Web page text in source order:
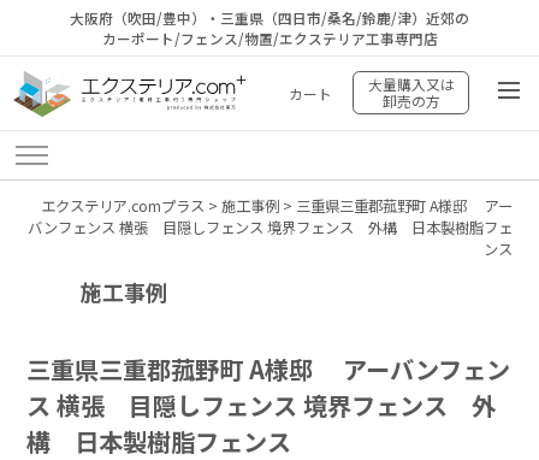
大阪府（吹田/豊中）・三重県（四日市/桑名/鈴鹿/津）近郊の
カーポート/フェンス/物置/エクステリア工事専門店
カート
大量購入又は
卸売の方
エクステリア.comプラス > 施工事例> 三重県三重郡菰野町 A様邸 アー
バンフェンス 横張 目隠しフェンス 境界フェンス 外構 日本製樹脂フェ
ンス
施工事例
三重県三重郡菰野町 A様邸 アーバンフェン
ス 横張 目隠しフェンス 境界フェンス 外
構 日本製樹脂フェンス